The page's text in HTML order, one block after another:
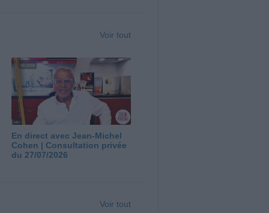
Voir tout
En direct avec Jean-Michel
Cohen | Consultation privée
du 27/07/2026
Voir tout